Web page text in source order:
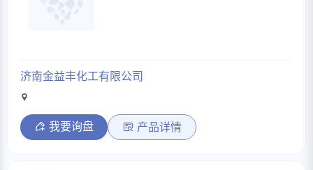
济南金益丰化工有限公司
我要询盘 产品详情